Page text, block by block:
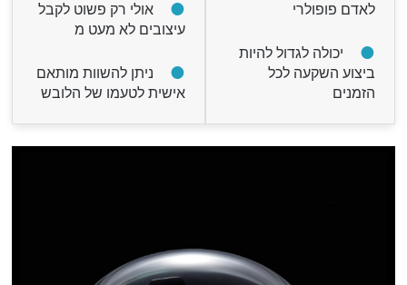
לאדם פופולרי
יכולה לגדול להיות
ביצוע השקעה לכל
הזמנים
אולי רק פשוט לקבל
עיצובים לא מעט מ
ניתן להשוות מותאם
אישית לטעמו של הלובש